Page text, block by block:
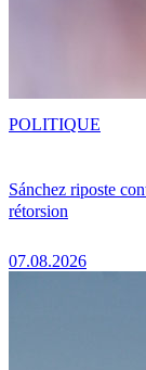
Sánchez riposte
rétorsion
07.08.2026
POLITIQUE